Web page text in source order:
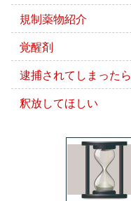
規制薬物紹介
覚醒剤
逮捕されてしまったら
釈放してほしい